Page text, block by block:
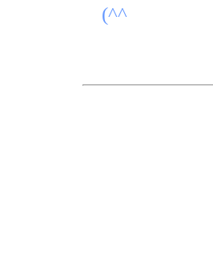
(^^ゞ